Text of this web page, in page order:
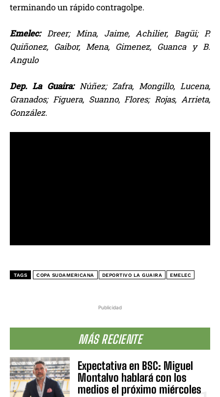
Publicidad
MÁS RECIENTE
Expectativa en BSC: Miguel
Montalvo hablará con los
medios el próximo miércoles
terminando un rápido contragolpe.
Emelec: Dreer; Mina, Jaime, Achilier, Bagüi; P.
Quiñonez, Gaibor, Mena, Gimenez, Guanca y B.
Angulo
Dep. La Guaira:Núñez; Zafra, Mongillo, Lucena,
Granados; Figuera, Suanno, Flores; Rojas, Arrieta,
González.
TAGS COPA SUDAMERICANA DEPORTIVO LA GUAIRA EMELEC